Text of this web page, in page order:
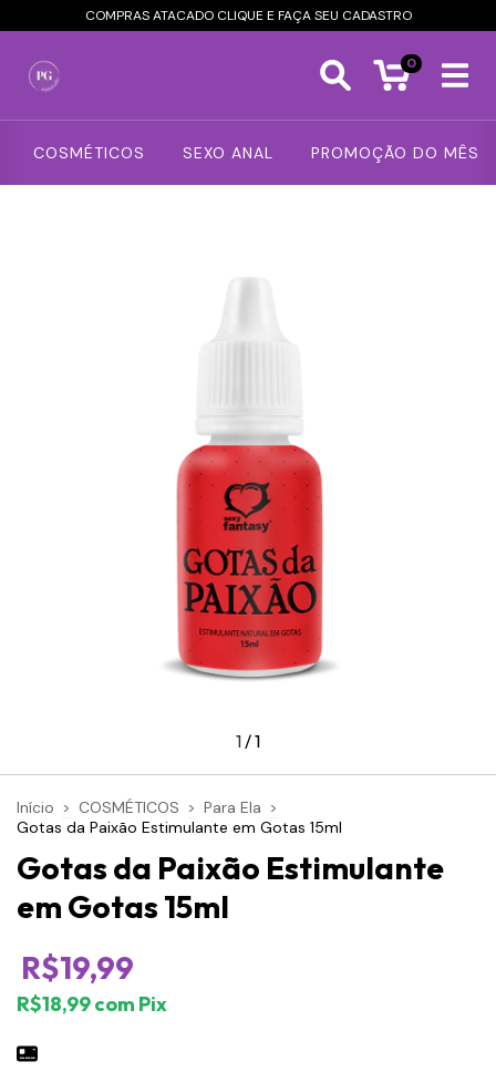
COMPRAS ATACADO CLIQUE E FAÇA SEU CADASTRO
0
COSMÉTICOS SEXO ANAL PROMOÇÃO DO MÊS
1/1
Início > COSMÉTICOS > Para Ela >
Gotas da Paixão Estimulante em Gotas 15ml
Gotas da Paixão Estimulante
em Gotas 15ml
R$19,99
R$18,99com Pix